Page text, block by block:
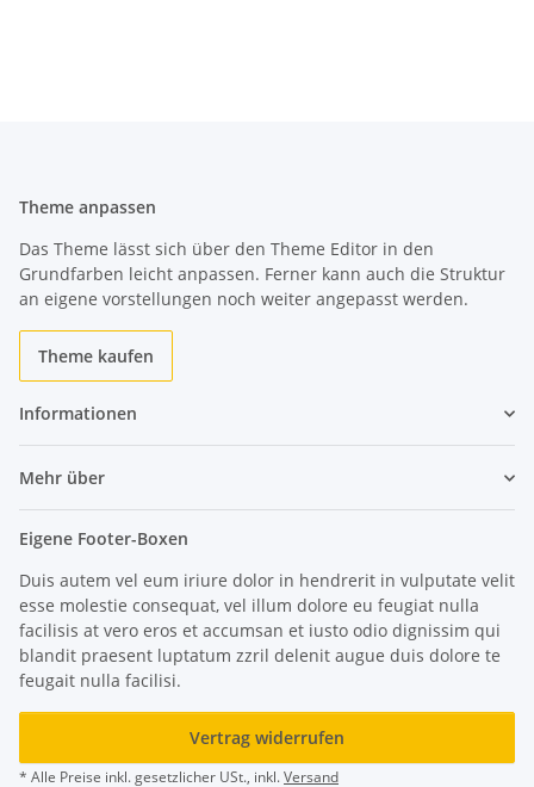
Theme anpassen
Das Theme lässt sich über den Theme Editor in den
Grundfarben leicht anpassen. Ferner kann auch die Struktur
an eigene vorstellungen noch weiter angepasst werden.
Theme kaufen
Informationen
Mehr über
Eigene Footer-Boxen
Duis autem vel eum iriure dolor in hendrerit in vulputate velit
esse molestie consequat, vel illum dolore eu feugiat nulla
facilisis at vero eros et accumsan et iusto odio dignissim qui
blandit praesent luptatum zzril delenit augue duis dolore te
feugait nulla facilisi.
Vertrag widerrufen
* Alle Preise inkl. gesetzlicher USt., inkl.Versand